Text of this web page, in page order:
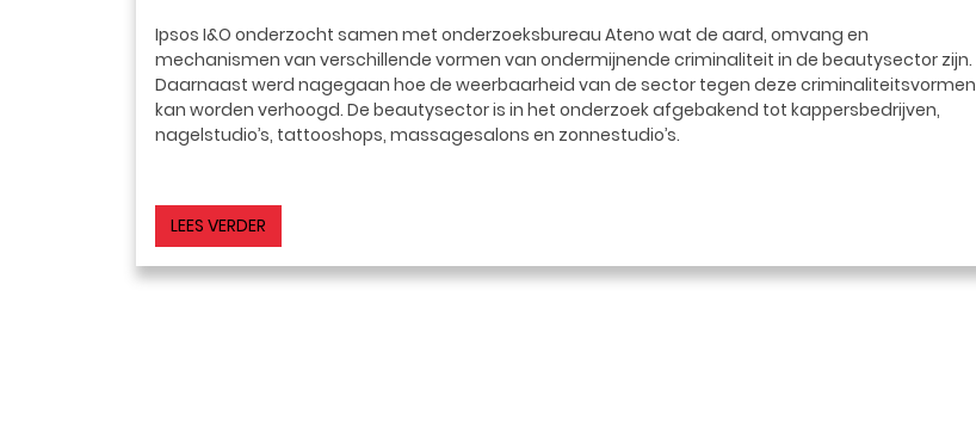
Ipsos I&O onderzocht samen met onderzoeksbureau Ateno wat de aard, omvang en
mechanismen van verschillende vormen van ondermijnende criminaliteit in de beautysector zijn.
Daarnaast werd nagegaan hoe de weerbaarheid van de sector tegen deze criminaliteitsvormen
kan worden verhoogd. De beautysector is in het onderzoek afgebakend tot kappersbedrijven,
nagelstudio’s, tattooshops, massagesalons en zonnestudio’s.
LEES VERDER